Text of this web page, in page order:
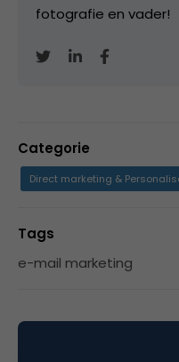
fotografie en vader!
Categorie
Direct marketing &
Tags
e-mail marketing